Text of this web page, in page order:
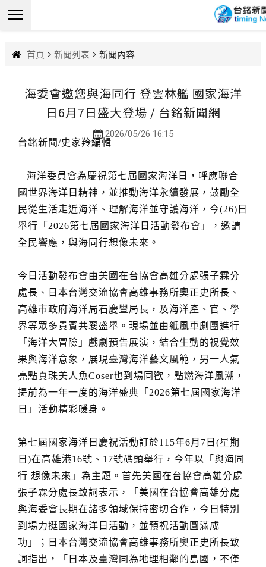
首頁 > 新聞列表 > 新聞內容
海委會邀您與海同行 登雲林艦 國家海洋
日6月7日盛大登場 / 台銘新聞網
2026/05/26 16:15
台銘新聞/史家羚編輯
海洋委員會為慶祝第七屆國家海洋日，呼應聯合
國世界海洋日精神，並推動海洋永續發展，鼓勵全
民從生活走近海洋、理解海洋並守護海洋，今(26)日
舉行「2026第七屆國家海洋日活動發布會」，邀請
全民響應，與海同行想像未來。
今日活動發布會由美國在台協會高雄分處張子霖分
處長、日本台灣交流協會高雄事務所奧正史所長、
高雄市政府海洋局石慶豐局長，及海洋產、官、學
界等眾多貴賓共襄盛舉。現場並由紙風車劇團進行
「海洋大冒險」戲劇預告展演，結合生動的視覺效
果與海洋意象，展現臺灣海洋藝文風範，另一人氣
亮點真珠美人魚Coser也到場同歡，點燃海洋風潮，
提前為一年一度的海洋盛典「2026第七屆國家海洋
日」活動精彩暖身。
第七屆國家海洋日慶祝活動訂於115年6月7日(星期
日)在高雄港16號、17號碼頭舉行，今年以「與海同
行 想像未來」為主題。首先美國在台協會高雄分處
張子霖分處長致詞表示，「美國在台協會高雄分處
與海委會長期在諸多領域保持密切合作，今日特別
到場力挺國家海洋日活動，並預祝活動圓滿成
功」；日本台灣交流協會高雄事務所奧正史所長致
詞指出，「日本及臺灣同為地理相鄰的島國，不僅